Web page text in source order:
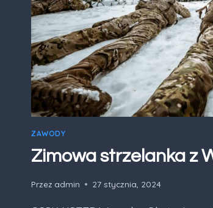
ZAWODY
Zimowa strzelanka z
Przez admin 27 stycznia, 2024